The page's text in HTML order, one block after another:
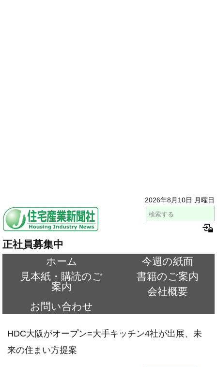
2026年8月10日 月曜日
正社員募集中
ホーム
今週の紙面
見本紙・購読のご
案内
書籍のご案内
会社概要
お問い合わせ
HDC大阪がオープン=大手キッチン4社が出展、未
来の住まい方提案